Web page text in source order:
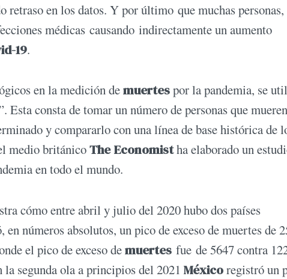
retraso en los datos. Y por último que muchas personas,
médicas causando indirectamente un aumento
19.
en la medición demuertespor la pandemia, se
Esta consta de tomar un número de personas que
y compararlo con una línea de base histórica de
medio británicoThe Economistha elaborado un
en todo el mundo.
cómo entre abril y julio del 2020 hubo dos países
números absolutos, un pico de exceso de muertes de
el pico de exceso demuertes fue de 5647 contra
la segunda ola a principios del 2021 Méxicoregistró un